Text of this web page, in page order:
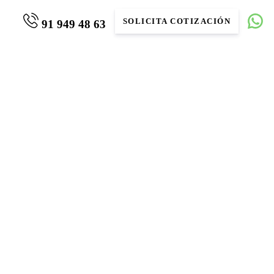
91 949 48 63 SOLICITA COTIZACIÓN